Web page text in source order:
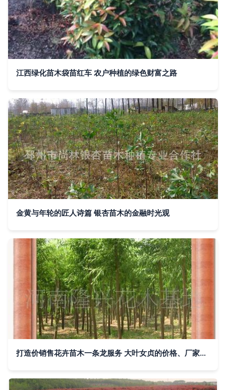
江西绿化苗木袋苗红车 农户种植的绿色财富之路
金黄与年轮的匠人诗篇 银杏苗木的金融时光观
打造价销售花卉苗木一条龙服务 大叶女贞的价格、厂家与图片全解析